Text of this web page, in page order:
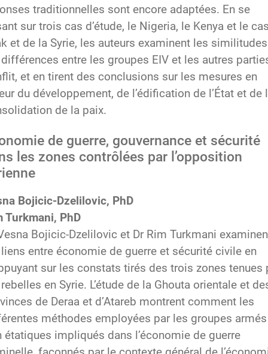
traditionnelles sont encore adaptées. En se
sur trois cas d’étude, le Nigeria, le Kenya et le
et de la Syrie, les auteurs examinent les
entre les groupes EIV et les autres
et en tirent des conclusions sur les mesures en
du développement, de l’édification de l’État et de
de la paix.
de guerre, gouvernance et sécurité
les zones contrôlées par l’opposition
Bojicic-Dzelilovic, PhD
Turkmani, PhD
Bojicic-Dzelilovic et Dr Rim Turkmani
entre économie de guerre et sécurité civile en
sur les constats tirés des trois zones tenues
en Syrie. L’étude de la Ghouta orientale et
de Deraa et d’Atareb montrent comment les
méthodes employées par les groupes armés
étatiques impliqués dans l’économie de guerre